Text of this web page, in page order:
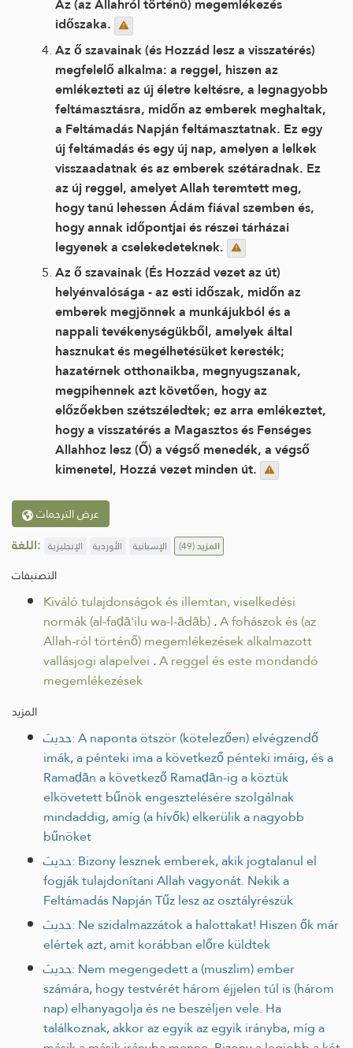
időszaka.
Az ő szavainak (és Hozzád lesz a visszatérés)
megfelelő alkalma: a reggel, hiszen az
emlékezteti az új életre keltésre, a legnagyobb
feltámasztásra, midőn az emberek meghaltak,
a Feltámadás Napján feltámasztatnak. Ez egy
új feltámadás és egy új nap, amelyen a lelkek
visszaadatnak és az emberek szétáradnak. Ez
az új reggel, amelyet Allah teremtett meg,
hogy tanú lehessen Ádám fiával szemben és,
hogy annak időpontjai és részei tárházai
legyenek a cselekedeteknek.
Az ő szavainak (És Hozzád vezet az út)
helyénvalósága - az esti időszak, midőn az
emberek megjönnek a munkájukból és a
nappali tevékenységükből, amelyek által
hasznukat és megélhetésüket keresték;
hazatérnek otthonaikba, megnyugszanak,
megpihennek azt követően, hogy az
előzőekben szétszéledtek; ez arra emlékeztet,
hogy a visszatérés a Magasztos és Fenséges
Allahhoz lesz (Ő) a végső menedék, a végső
kimenetel, Hozzá vezet minden út.
عرض الترجمات
اللغة: الإنجليزية الأوردية الإسبانية المزيد(49)
التصنيفات
Kiváló tulajdonságok és illemtan, viselkedési
normák (al-faḍā'ilu wa-l-ādāb).A fohászok és (az
Allah-ról történő) megemlékezések alkalmazott
vallásjogi alapelvei .A reggel és este mondandó
megemlékezések
المزيد
حديث: A naponta ötször (kötelezően) elvégzendő
imák, a pénteki ima a következő pénteki imáig, és a
Ramaḍān a következő Ramaḍān-ig a köztük
elkövetett bűnök engesztelésére szolgálnak
mindaddig, amíg (a hívők) elkerülik a nagyobb
bűnöket
حديث: Bizony lesznek emberek, akik jogtalanul el
fogják tulajdonítani Allah vagyonát. Nekik a
Feltámadás Napján Tűz lesz az osztályrészük
حديث: Ne szidalmazzátok a halottakat! Hiszen ők már
elértek azt, amit korábban előre küldtek
حديث: Nem megengedett a (muszlim) ember
számára, hogy testvérét három éjjelen túl is (három
nap) elhanyagolja és ne beszéljen vele. Ha
találkoznak, akkor az egyik az egyik irányba, míg a